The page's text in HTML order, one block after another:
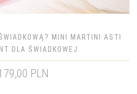
MINI MARTINI ASTI
DLA ŚWIADKOWEJ
PLN